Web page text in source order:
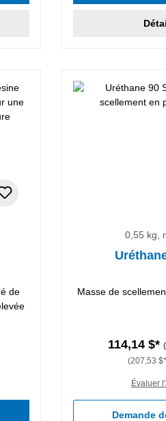
de
0,55 kg,
Masse de
114,14 $*
(207,53
Évaluer
Demande